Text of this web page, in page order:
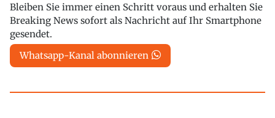
Bleiben Sie immer einen Schritt voraus und erhalten Sie
Breaking News sofort als Nachricht auf Ihr Smartphone
gesendet.
Whatsapp-Kanal abonnieren